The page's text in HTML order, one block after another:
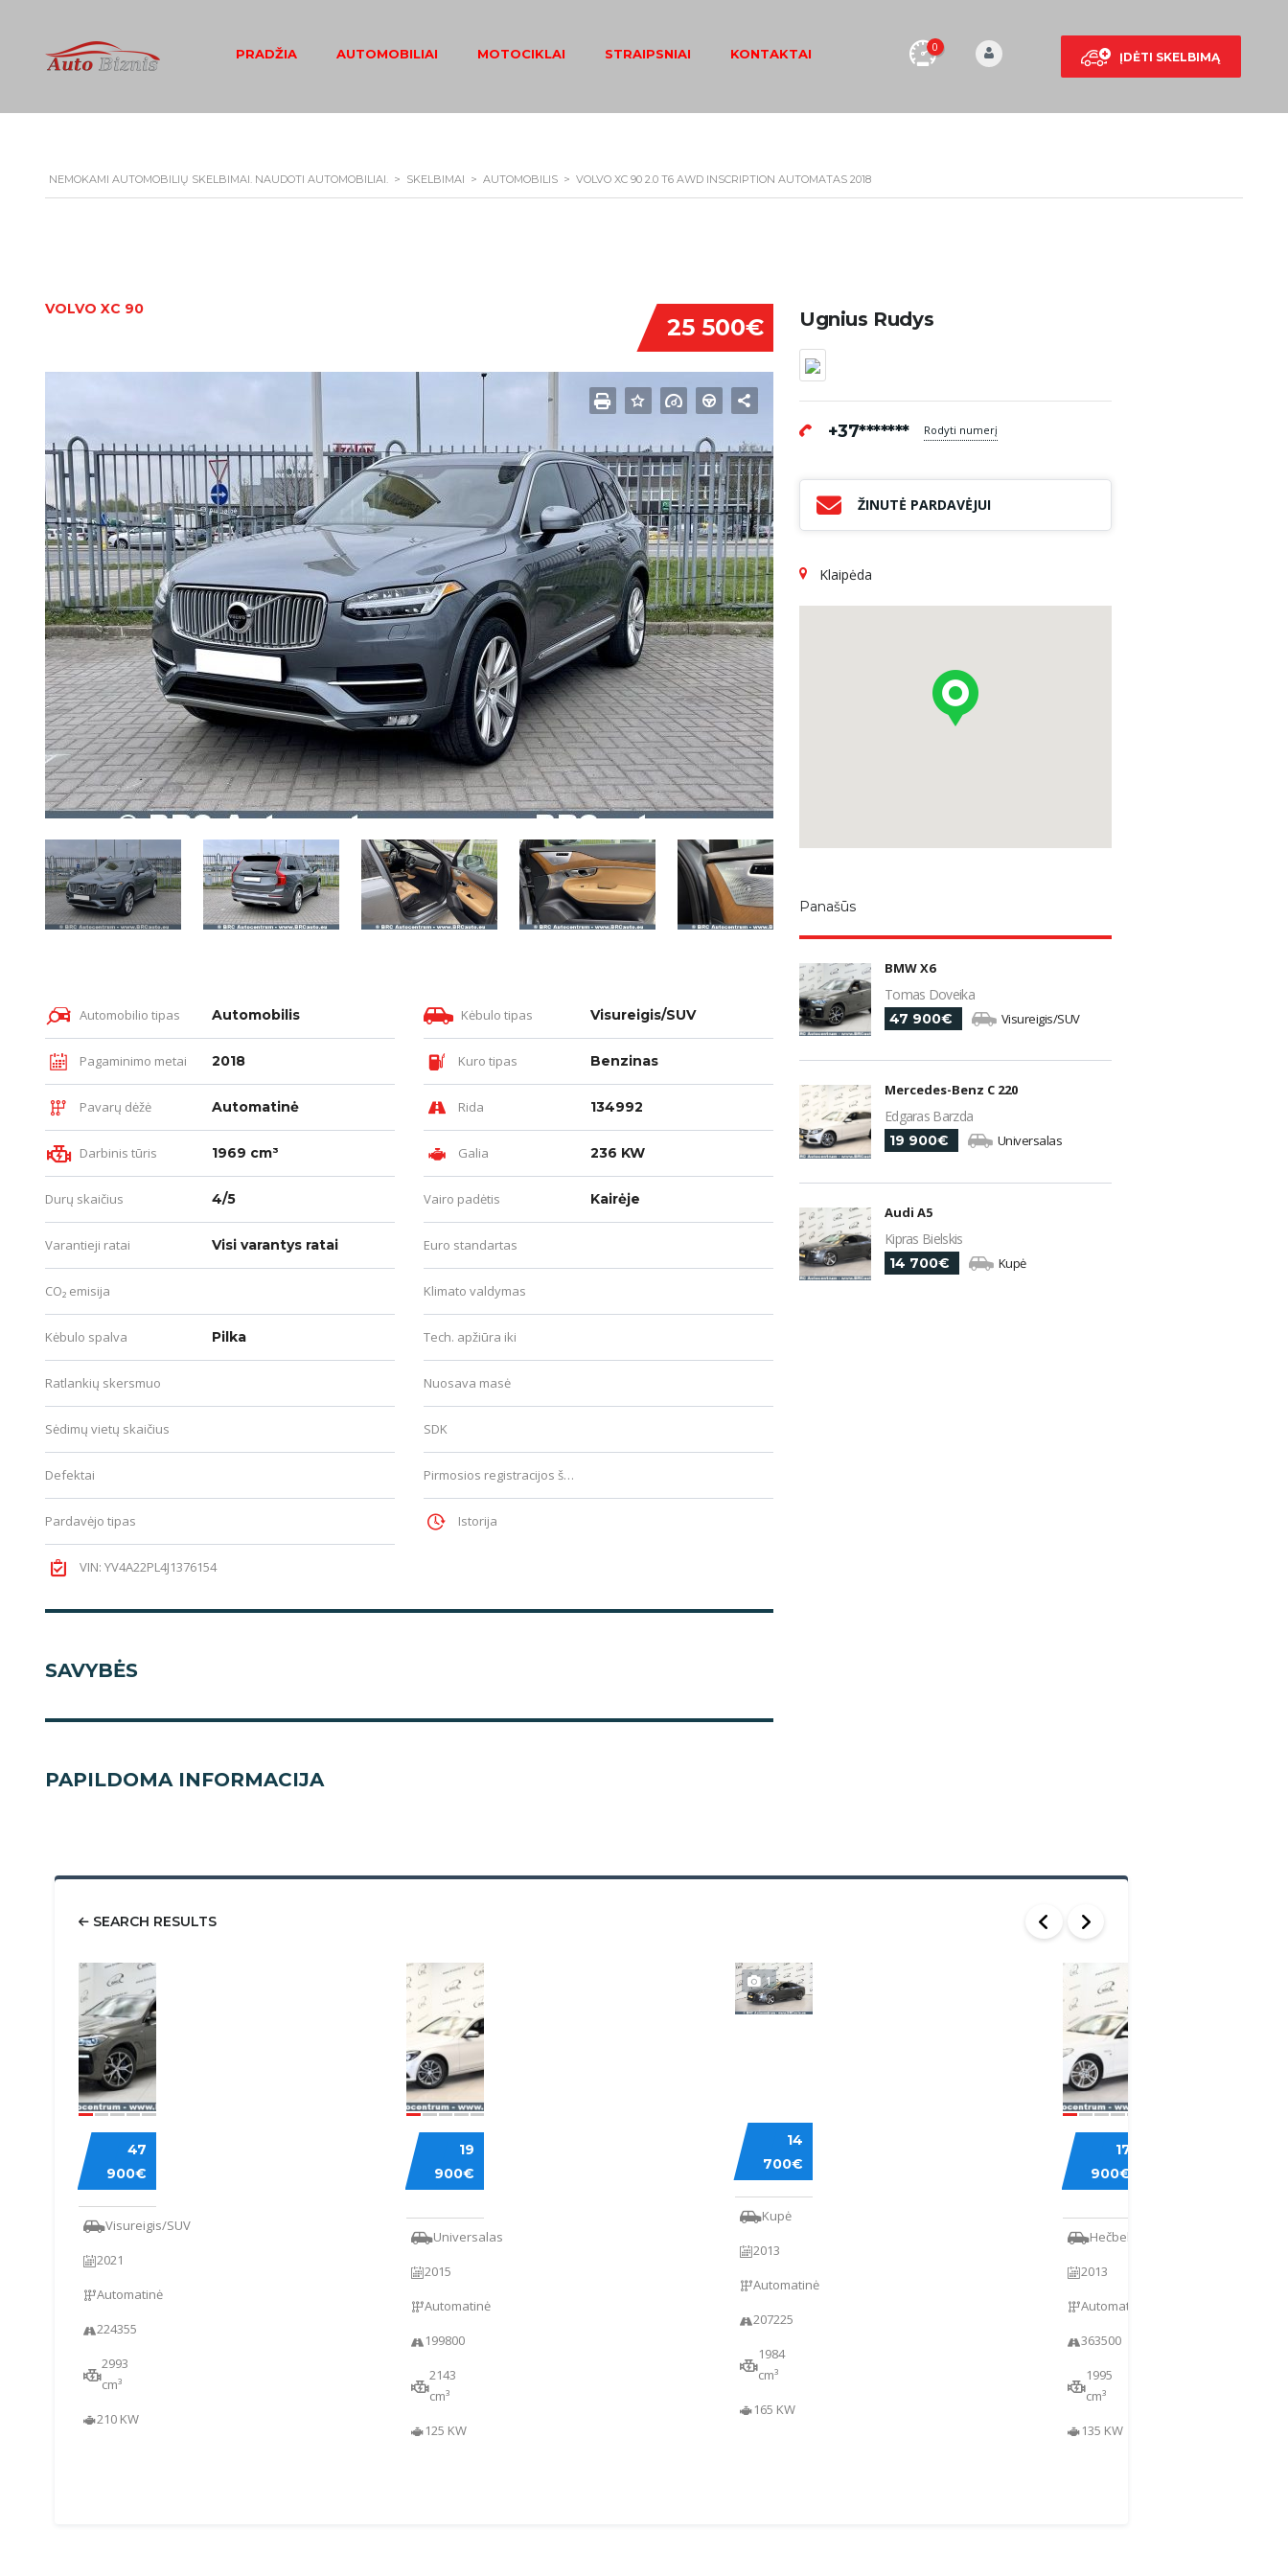
ĮDĖTI SKELBIMĄ
0
PRADŽIA AUTOMOBILIAI MOTOCIKLAI STRAIPSNIAI KONTAKTAI
NEMOKAMI AUTOMOBILIŲ SKELBIMAI. NAUDOTI AUTOMOBILIAI. > SKELBIMAI > AUTOMOBILIS > VOLVO XC 90 2.0 T6 AWD INSCRIPTION AUTOMATAS 2018
VOLVO XC 90
25 500€
Automobilio tipas Automobilis Kėbulo tipas Visureigis/SUV
Pagaminimo metai 2018 Kuro tipas Benzinas
Pavarų dėžė Automatinė Rida 134992
Darbinis tūris 1969 cm³ Galia 236 KW
Durų skaičius 4/5 Vairo padėtis Kairėje
Varantieji ratai Visi varantys ratai Euro standartas
CO₂ emisija Klimato valdymas
Kėbulo spalva Pilka Tech. apžiūra iki
Ratlankių skersmuo Nuosava masė
Sėdimų vietų skaičius SDK
Defektai Pirmosios registracijos šalis
Pardavėjo tipas Istorija
VIN: YV4A22PL4J1376154
SAVYBĖS
PAPILDOMA INFORMACIJA
Ugnius Rudys
+37******* Rodyti numerį
ŽINUTĖ PARDAVĖJUI
Klaipėda
Panašūs
BMW X6
Tomas Doveika
47 900€ Visureigis/SUV
Mercedes-Benz C 220
Edgaras Barzda
19 900€ Universalas
Audi A5
Kipras Bielskis
14 700€ Kupė
SEARCH RESULTS
58
47
900€
BMW
X6
Visureigis/SUV
2021
Automatinė
224355
2993
cm³
210 KW
19
900€
MERCEDES-
BENZ
C
220
Universalas
2015
Automatinė
199800
2143
cm³
125 KW
1
14
700€
AUDI
A5
Kupė
2013
Automatinė
207225
1984
cm³
165 KW
50
17
900€
BMW
520
GRAN
TURISMO
Hečbekas
2013
Automatinė
363500
1995
cm³
135 KW